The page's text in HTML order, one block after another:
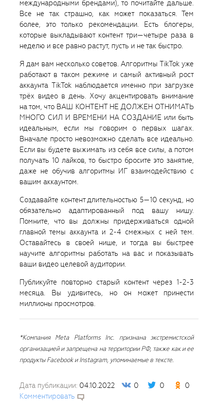
международными брендами), то почитайте дальше.
Все не так страшно, как может показаться. Тем
более, это только рекомендации. Есть блогеры,
которые выкладывают контент три—четыре раза в
неделю и все равно растут, пусть и не так быстро.
Я дам вам несколько советов. Алгоритмы TikTok уже
работают в таком режиме и самый активный рост
аккаунта TikTok наблюдается именно при загрузке
трёх видео в день. Хочу акцентировать внимание
на том, что ВАШ КОНТЕНТ НЕ ДОЛЖЕН ОТНИМАТЬ
МНОГО СИЛ И ВРЕМЕНИ НА СОЗДАНИЕ или быть
идеальным, если мы говорим о первых шагах.
Вначале просто невозможно сделать все идеально.
Если вы будете выжимать из себя все силы, а потом
получать 10 лайков, то быстро бросите это занятие,
даже не обучив алгоритмы ИГ взаимодействию с
вашим аккаунтом.
Создавайте контент длительностью 5—10 секунд, но
обязательно адаптированный под вашу нишу.
Помните, что вы должны придерживаться одной
главной темы аккаунта и 2-4 смежных с ней тем.
Оставайтесь в своей нише, и тогда вы быстрее
научите алгоритмы работать на вас и показывать
ваши видео целевой аудитории.
Публикуйте повторно старый контент через 1-2-3
месяца. Вы удивитесь, но он может принести
миллионы просмотров.
*Компания Meta Platforms Inc. признана экстремистской
организацией и запрещена на территории РФ, также как и ее
продукты Facebook и Instagram, упоминаемые в тексте.
Дата публикации: 04.10.2022 0 0
0
Комментировать